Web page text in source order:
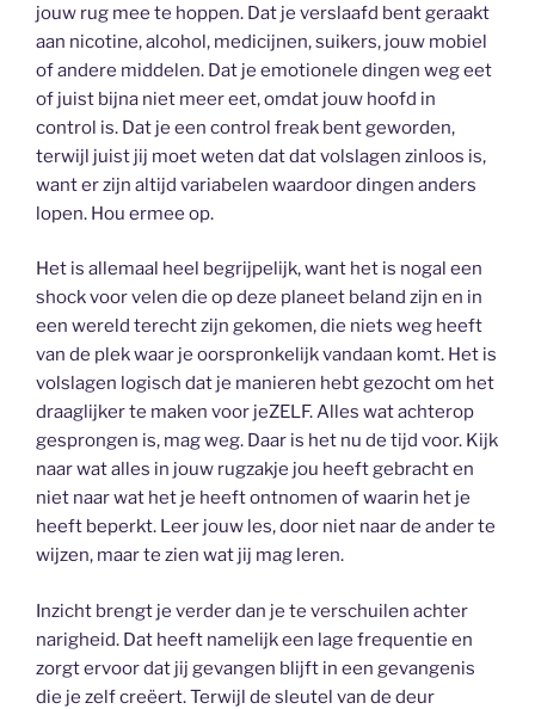
jouw rug mee te hoppen. Dat je verslaafd bent geraakt
aan nicotine, alcohol, medicijnen, suikers, jouw mobiel
of andere middelen. Dat je emotionele dingen weg eet
of juist bijna niet meer eet, omdat jouw hoofd in
control is. Dat je een control freak bent geworden,
terwijl juist jij moet weten dat dat volslagen zinloos is,
want er zijn altijd variabelen waardoor dingen anders
lopen. Hou ermee op.
Het is allemaal heel begrijpelijk, want het is nogal een
shock voor velen die op deze planeet beland zijn en in
een wereld terecht zijn gekomen, die niets weg heeft
van de plek waar je oorspronkelijk vandaan komt. Het is
volslagen logisch dat je manieren hebt gezocht om het
draaglijker te maken voor jeZELF. Alles wat achterop
gesprongen is, mag weg. Daar is het nu de tijd voor. Kijk
naar wat alles in jouw rugzakje jou heeft gebracht en
niet naar wat het je heeft ontnomen of waarin het je
heeft beperkt. Leer jouw les, door niet naar de ander te
wijzen, maar te zien wat jij mag leren.
Inzicht brengt je verder dan je te verschuilen achter
narigheid. Dat heeft namelijk een lage frequentie en
zorgt ervoor dat jij gevangen blijft in een gevangenis
die je zelf creëert. Terwijl de sleutel van de deur